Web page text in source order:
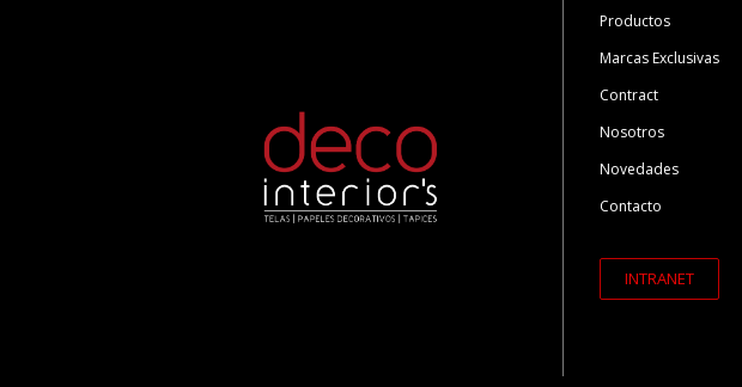
Productos
Marcas Exclusivas
Contract
Nosotros
Novedades
Contacto
INTRANET